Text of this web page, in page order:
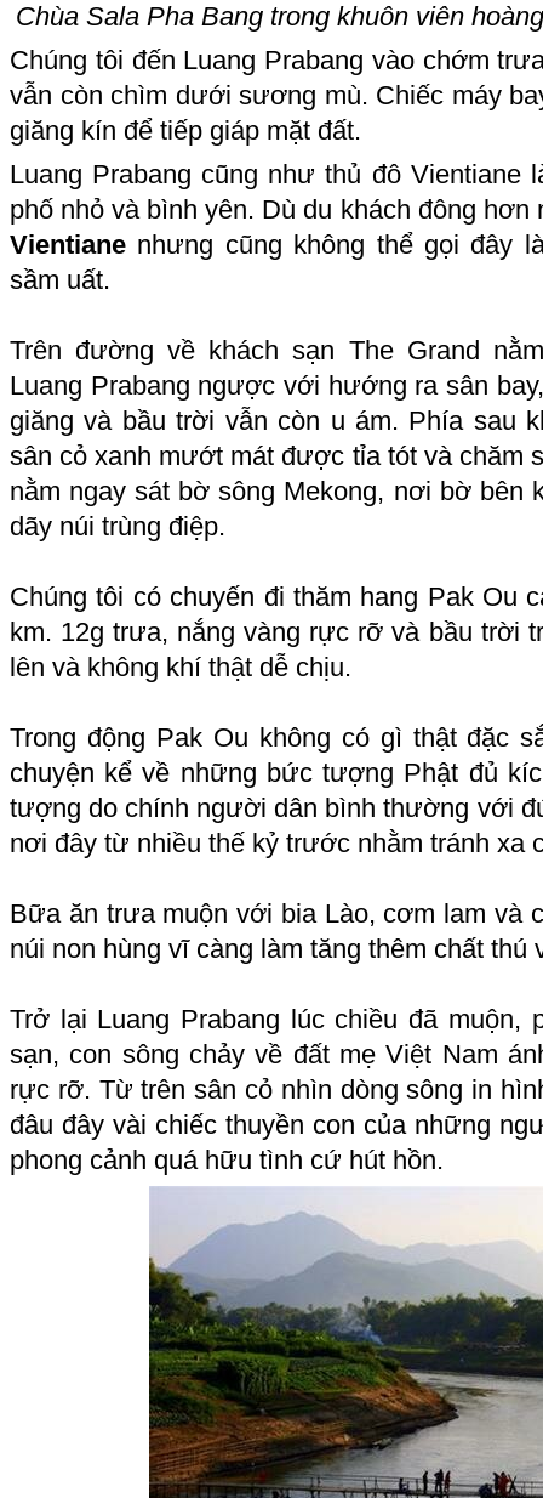
Chùa Sala Pha Bang trong khuôn viên
Chúng tôi đến Luang Prabang vào chớm
vẫn còn chìm dưới sương mù. Chiếc máy
giăng kín để tiếp giáp mặt đất.
Luang Prabang cũng như thủ đô Vientiane
phố nhỏ và bình yên. Dù du khách đông hơn
Vientiane nhưng cũng không thể gọi đây
sầm uất.
Trên đường về khách sạn The Grand
Luang Prabang ngược với hướng ra sân
giăng và bầu trời vẫn còn u ám. Phía sau
sân cỏ xanh mướt mát được tỉa tót và chăm
nằm ngay sát bờ sông Mekong, nơi bờ bên
dãy núi trùng điệp.
Chúng tôi có chuyến đi thăm hang Pak Ou
km. 12g trưa, nắng vàng rực rỡ và bầu trời
lên và không khí thật dễ chịu.
Trong động Pak Ou không có gì thật đặc
chuyện kể về những bức tượng Phật đủ
tượng do chính người dân bình thường với
nơi đây từ nhiều thế kỷ trước nhằm tránh xa
Bữa ăn trưa muộn với bia Lào, cơm lam và
núi non hùng vĩ càng làm tăng thêm chất thú
Trở lại Luang Prabang lúc chiều đã muộn,
sạn, con sông chảy về đất mẹ Việt Nam
rực rỡ. Từ trên sân cỏ nhìn dòng sông in
đâu đây vài chiếc thuyền con của những
phong cảnh quá hữu tình cứ hút hồn.